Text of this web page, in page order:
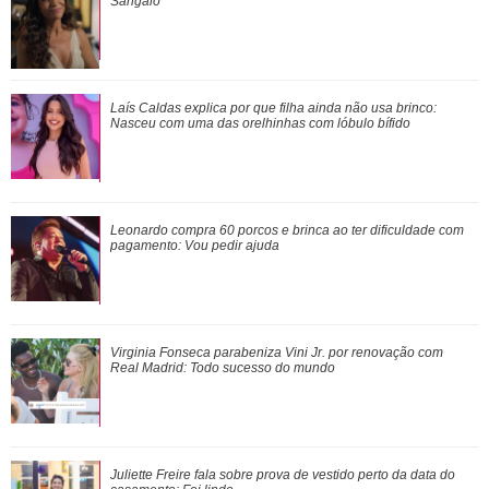
Virginia Fonseca parabeniza Vini Jr. por renovação com
Real Madrid: Todo sucesso do mundo
Mavie arranca risadas de Bruna Biancardi e Neymar Jr. ao
falar porque não consegue fazer pas...
Tati Machado faz reflexão emocionante no Saia Justa sobre
a dor: Ensina
Príncipe Louis faz estreia em evento esportivo ao lado de
Laís Caldas explica por que filha ainda não usa brinco:
Nasceu com uma das orelhinhas com lóbulo bífido
Leonardo compra 60 porcos e brinca ao ter dificuldade com
pagamento: Vou pedir ajuda
Virginia Fonseca parabeniza Vini Jr. por renovação com
Real Madrid: Todo sucesso do mundo
Juliette Freire fala sobre prova de vestido perto da data do